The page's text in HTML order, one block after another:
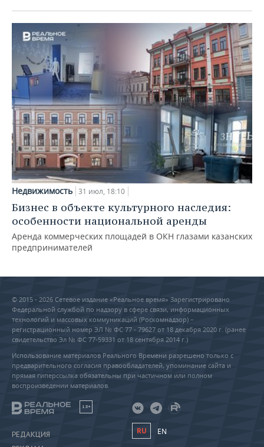
Недвижимость 31 июл, 18:10
Бизнес в объекте культурного наследия:
особенности национальной аренды
Аренда коммерческих площадей в ОКН глазами казанских
предпринимателей
© 2015 - 2026 Сетевое издание «Реальное время» Зарегистрировано
Федеральной службой по надзору в сфере связи, информационных
технологий и массовых коммуникаций (Роскомнадзор) –
регистрационный номер ЭЛ № ФС 77 - 79627 от 18 декабря 2020 г. (ранее
свидетельство Эл № ФС 77-59331 от 18 сентября 2014 г.)
Использование материалов Реального Времени разрешено только с
предварительного согласия правообладателей, упоминание сайта и
прямая гиперссылка обязательны при частичном или полном
воспроизведении материалов.
18+
РЕДАКЦИЯ
RU EN